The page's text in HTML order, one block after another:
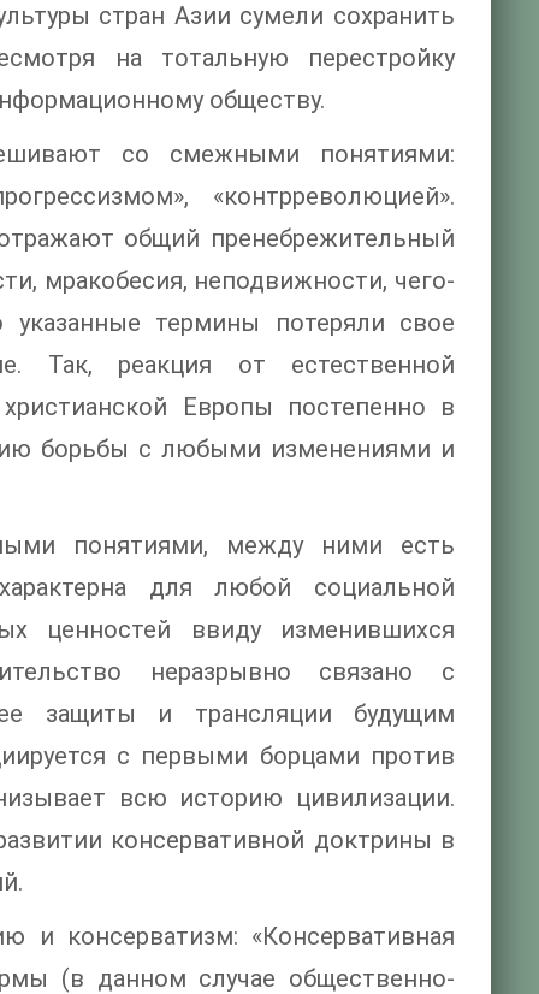
стран Азии сумели сохранить
на тотальную перестройку
обществу.
со смежными понятиями:
«контрреволюцией».
общий пренебрежительный
мракобесия, неподвижности, чего-
термины потеряли свое
Так, реакция от естественной
Европы постепенно в
борьбы с любыми изменениями и
понятиями, между ними есть
для любой социальной
ценностей ввиду изменившихся
неразрывно связано с
защиты и трансляции будущим
с первыми борцами против
всю историю цивилизации.
консервативной доктрины в
и консерватизм: «Консервативная
(в данном случае общественно-